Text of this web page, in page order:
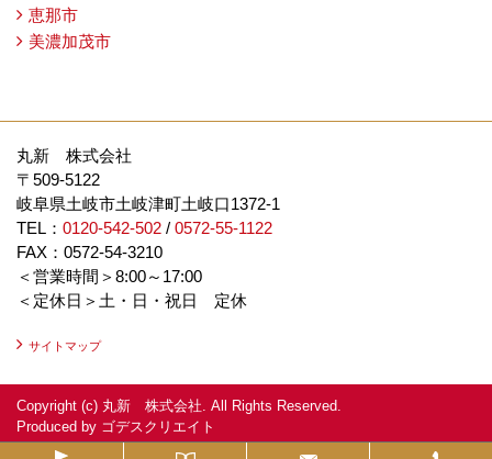
恵那市
美濃加茂市
丸新 株式会社
〒509-5122
岐阜県土岐市土岐津町土岐口1372-1
TEL： 0120-542-502 / 0572-55-1122
FAX：0572-54-3210
＜営業時間＞8:00～17:00
＜定休日＞土・日・祝日 定休
サイトマップ
Copyright (c) 丸新 株式会社. All Rights Reserved.
Produced by ゴデスクリエイト